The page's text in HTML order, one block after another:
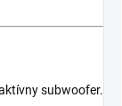
subwoofer.